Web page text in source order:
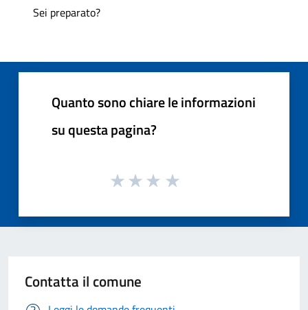
Sei preparato?
Quanto sono chiare le informazioni
su questa pagina?
Contatta il comune